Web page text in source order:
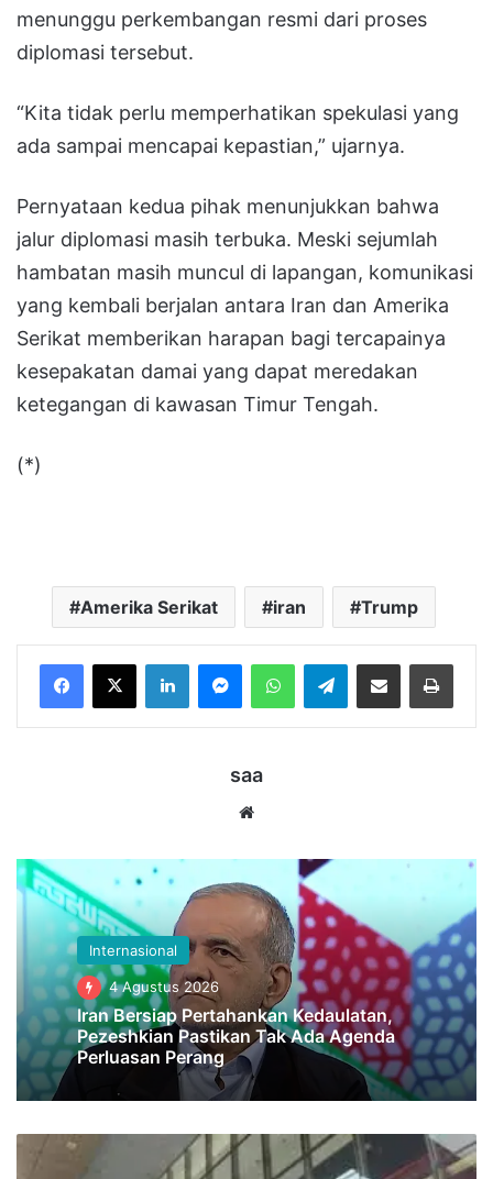
menunggu perkembangan resmi dari proses
diplomasi tersebut.
“Kita tidak perlu memperhatikan spekulasi yang
ada sampai mencapai kepastian,” ujarnya.
Pernyataan kedua pihak menunjukkan bahwa
jalur diplomasi masih terbuka. Meski sejumlah
hambatan masih muncul di lapangan, komunikasi
yang kembali berjalan antara Iran dan Amerika
Serikat memberikan harapan bagi tercapainya
kesepakatan damai yang dapat meredakan
ketegangan di kawasan Timur Tengah.
(*)
Amerika Serikat iran Trump
LinkedInMessengerWhatsAppTelegramBagikan melalui Email Cetak
saa
Internasional
4 Agustus 2026
Iran Bersiap Pertahankan Kedaulatan,
Pezeshkian Pastikan Tak Ada Agenda
Perluasan Perang
Rencana